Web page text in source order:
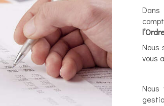
Nous
vous
Nous